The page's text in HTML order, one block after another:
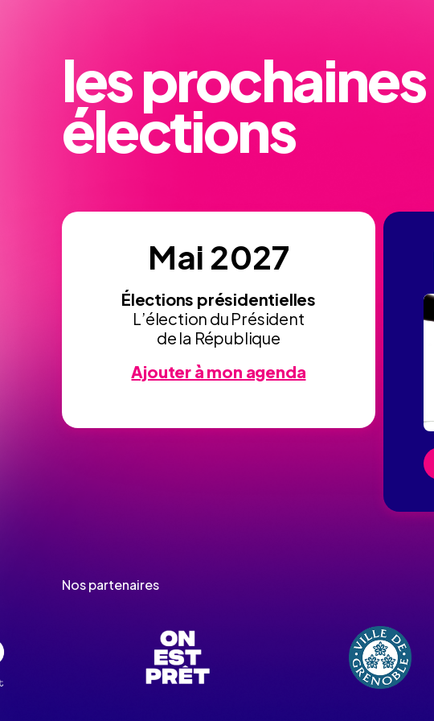
les prochaines
élections
Mai 2027
Élections présidentielles
L’élection du Président
de la République
Ajouter à mon agenda
Nos partenaires